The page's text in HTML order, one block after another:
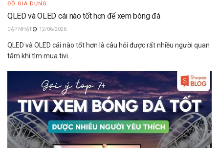
ĐỒ GIA DỤNG
QLED và OLED cái nào tốt hơn để xem bóng đá
12/06/2026
QLED và OLED cái nào tốt hơn là câu hỏi được rất nhiều người quan
tâm khi tìm mua tivi...